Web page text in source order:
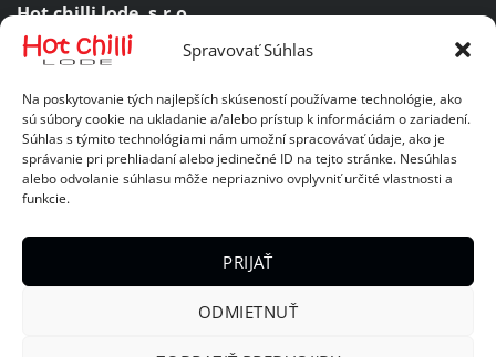
Spravovať Súhlas
Na poskytovanie tých najlepších skúseností používame technológie, ako
sú súbory cookie na ukladanie a/alebo prístup k informáciám o zariadení.
Súhlas s týmito technológiami nám umožní spracovávať údaje, ako je
správanie pri prehliadaní alebo jedinečné ID na tejto stránke. Nesúhlas
alebo odvolanie súhlasu môže nepriaznivo ovplyvniť určité vlastnosti a
funkcie.
PRIJAŤ
ODMIETNUŤ
Hot chilli lode, s.r.o.
Komárovská 47, 821 06 Bratislava 2
IČO:46985387
IČ DPH:SK2023689701
Obchodné podmienky